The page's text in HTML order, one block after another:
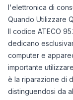
l'elettronica di
Quando Utilizzare
Il codice ATECO
dedicano
computer e
importante
è la riparazione di
distinguendosi da